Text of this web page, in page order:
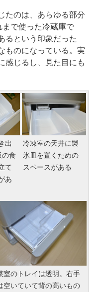
たのは、あらゆる部分
まで使った冷蔵庫で
るという印象だった
ものになっている。実
感じるし、見た目にも
出
の食
て
あ
冷凍室の天井に製
氷皿を置くための
スペースがある
室のトレイは透明。右手
空いていて背の高いもの